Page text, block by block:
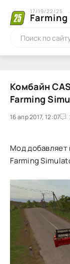
17/19/22/25
Комбайн
Farming
16 апр 2017, 12:07
1 2 3 4 5
Мод добавляет
Farming